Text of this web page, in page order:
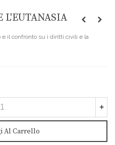
e il confronto su i diritti civili e la
+
Al Carrello